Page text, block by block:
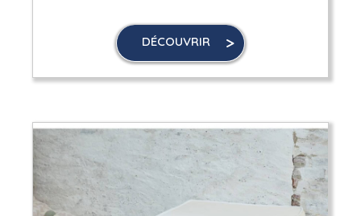
DÉCOUVRIR